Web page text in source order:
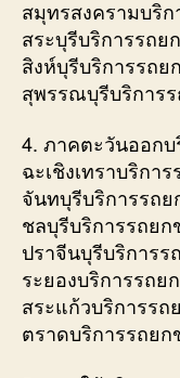
สมุทรสงครามบริ
สระบุรีบริการรถย
สิงห์บุรีบริการรถย
สุพรรณบุรีบริการ
4. ภาคตะวันออก
ฉะเชิงเทราบริกา
จันทบุรีบริการรถ
ชลบุรีบริการรถย
ปราจีนบุรีบริการ
ระยองบริการรถย
สระแก้วบริการรถ
ตราดบริการรถย